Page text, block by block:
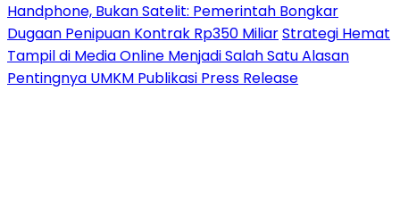
Handphone, Bukan Satelit: Pemerintah Bongkar
Dugaan Penipuan Kontrak Rp350 MiliarStrategi Hemat
Tampil di Media Online Menjadi Salah Satu Alasan
Pentingnya UMKM Publikasi Press Release